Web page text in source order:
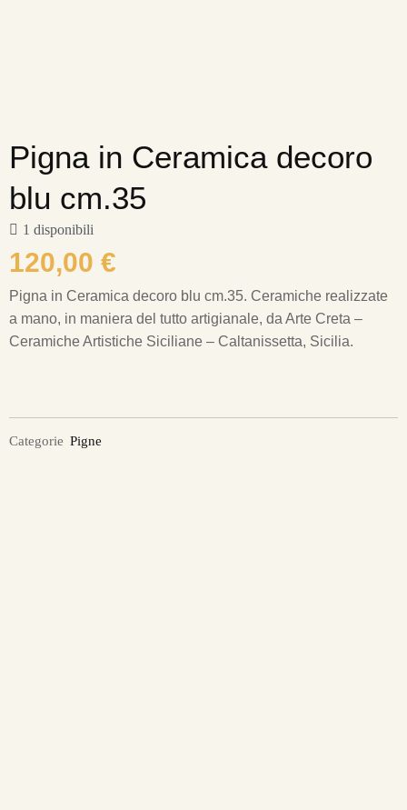
Pigna in Ceramica decoro
blu cm.35
1 disponibili
120,00 €
Pigna in Ceramica decoro blu cm.35. Ceramiche realizzate
a mano, in maniera del tutto artigianale, da Arte Creta –
Ceramiche Artistiche Siciliane – Caltanissetta, Sicilia.
Categorie Pigne